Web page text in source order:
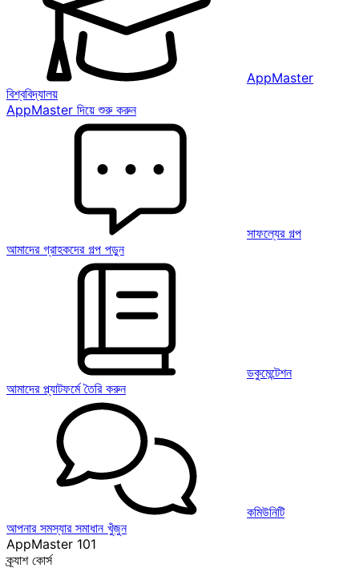
AppMaster
বিশ্ববিদ্যালয়
AppMaster দিয়ে শুরু করুন
সাফল্যের গল্প
আমাদের গ্রাহকদের গল্প পড়ুন
ডকুমেন্টেশন
আমাদের প্ল্যাটফর্মে তৈরি করুন
কমিউনিটি
আপনার সমস্যার সমাধান খুঁজুন
AppMaster 101
ক্র্যাশ কোর্স